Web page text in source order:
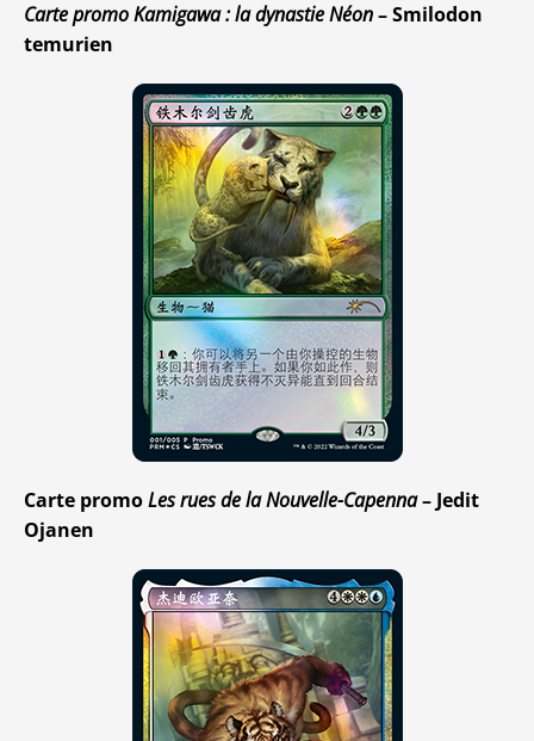
Carte promo Kamigawa : la dynastie Néon– Smilodon
temurien
Carte promoLes rues de la Nouvelle-Capenna– Jedit
Ojanen